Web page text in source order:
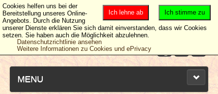
MENU
Ich stimme zu
Ich lehne ab
Cookies helfen uns bei der
Bereitstellung unseres Online-
Angebots. Durch die Nutzung
unserer Dienste erklären Sie sich damit einverstanden, dass wir Cookies
setzen. Sie haben auch die Möglichkeit abzulehnen.
Datenschutzrichtlinie ansehen
Weitere Informationen zu Cookies und ePrivacy